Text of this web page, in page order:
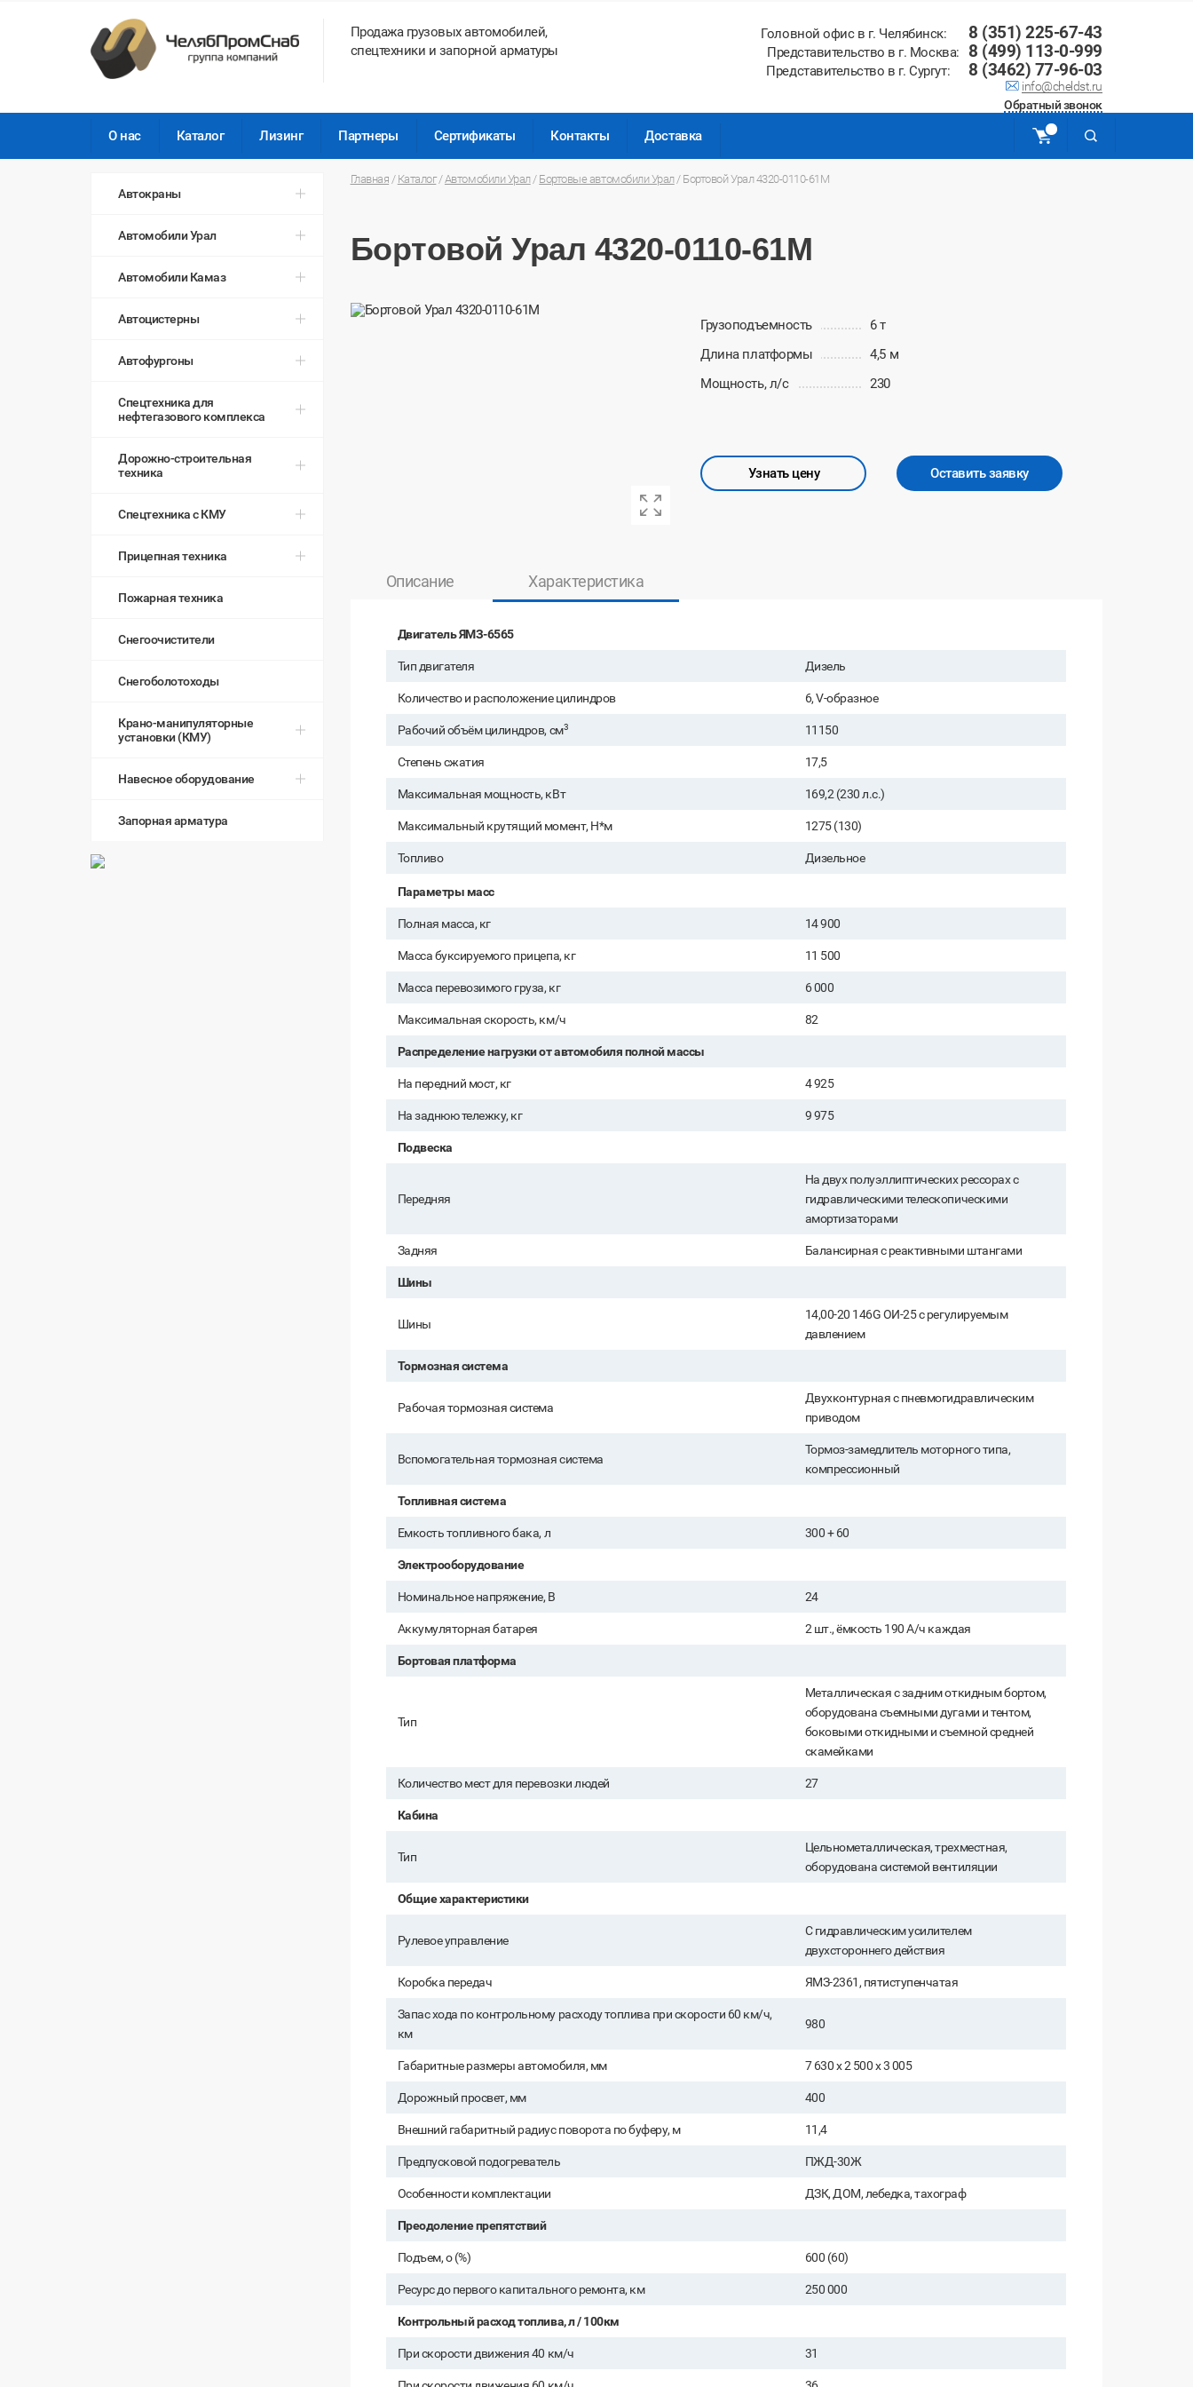
Продажа грузовых автомобилей,
спецтехники и запорной арматуры
Головной офис в г. Челябинск: 8 (351) 225-67-43
Представительство в г. Москва: 8 (499) 113-0-999
Представительство в г. Сургут: 8 (3462) 77-96-03
info@cheldst.ru
Обратный звонок
О нас Каталог Лизинг Партнеры Сертификаты Контакты Доставка
Автокраны
Автомобили Урал
Автомобили Камаз
Автоцистерны
Автофургоны
Спецтехника для
нефтегазового комплекса
Дорожно-строительная
техника
Спецтехника с КМУ
Прицепная техника
Пожарная техника
Снегоочистители
Снегоболотоходы
Крано-манипуляторные
установки (КМУ)
Навесное оборудование
Запорная арматура
Главная / Каталог/Автомобили Урал/ Бортовые автомобили Урал/ Бортовой Урал 4320-0110-61М
Бортовой Урал 4320-0110-61М
Грузоподъемность
6 т
Длина платформы
4,5 м
Мощность, л/с
230
Узнать цену Оставить заявку
Описание Характеристика
Двигатель ЯМЗ-6565
Тип двигателя Дизель
Количество и расположение цилиндров 6, V-образное
Рабочий объём цилиндров, см3 11150
Степень сжатия 17,5
Максимальная мощность, кВт 169,2 (230 л.с.)
Максимальный крутящий момент, Н*м 1275 (130)
Топливо Дизельное
Параметры масс
Полная масса, кг 14 900
Масса буксируемого прицепа, кг 11 500
Масса перевозимого груза, кг 6 000
Максимальная скорость, км/ч 82
Распределение нагрузки от автомобиля полной массы
На передний мост, кг 4 925
На заднюю тележку, кг 9 975
Подвеска
Передняя
На двух полуэллиптических рессорах с
гидравлическими телескопическими
амортизаторами
Задняя Балансирная с реактивными штангами
Шины
Шины
14,00-20 146G ОИ-25 с регулируемым
давлением
Тормозная система
Рабочая тормозная система
Двухконтурная с пневмогидравлическим
приводом
Вспомогательная тормозная система
Тормоз-замедлитель моторного типа,
компрессионный
Топливная система
Емкость топливного бака, л 300 + 60
Электрооборудование
Номинальное напряжение, В 24
Аккумуляторная батарея 2 шт., ёмкость 190 А/ч каждая
Бортовая платформа
Тип
Металлическая с задним откидным бортом,
оборудована съемными дугами и тентом,
боковыми откидными и съемной средней
скамейками
Количество мест для перевозки людей 27
Кабина
Тип
Цельнометаллическая, трехместная,
оборудована системой вентиляции
Общие характеристики
Рулевое управление
С гидравлическим усилителем
двухстороннего действия
Коробка передач ЯМЗ-2361, пятиступенчатая
Запас хода по контрольному расходу топлива при скорости 60 км/ч,
км
980
Габаритные размеры автомобиля, мм 7 630 х 2 500 х 3 005
Дорожный просвет, мм 400
Внешний габаритный радиус поворота по буферу, м 11,4
Предпусковой подогреватель ПЖД-30Ж
Особенности комплектации ДЗК, ДОМ, лебедка, тахограф
Преодоление препятствий
Подъем, о (%) 600 (60)
Ресурс до первого капитального ремонта, км 250 000
Контрольный расход топлива, л / 100км
При скорости движения 40 км/ч 31